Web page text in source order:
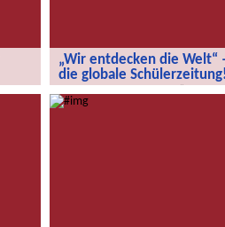
„Wir entdecken die Welt“
die globale
globale Schülerzeitung!